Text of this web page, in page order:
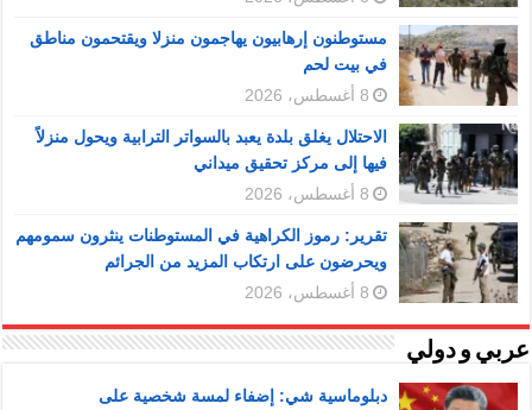
مستوطنون إرهابيون يهاجمون منزلا ويقتحمون مناطق
في بيت لحم
8 أغسطس، 2026
الاحتلال يغلق بلدة يعبد بالسواتر الترابية ويحول منزلاً
فيها إلى مركز تحقيق ميداني
8 أغسطس، 2026
تقرير: رموز الكراهية في المستوطنات ينثرون سمومهم
ويحرضون على ارتكاب المزيد من الجرائم
8 أغسطس، 2026
عربي و دولي
دبلوماسية شي: إضفاء لمسة شخصية على